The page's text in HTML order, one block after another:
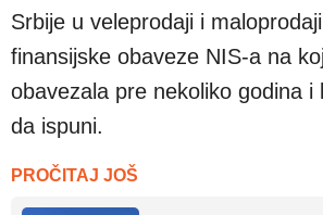
Srbije u veleprodaji i
finansijske obaveze NIS-a na
obavezala pre nekoliko godina i
da ispuni.
PROČITAJ JOŠ